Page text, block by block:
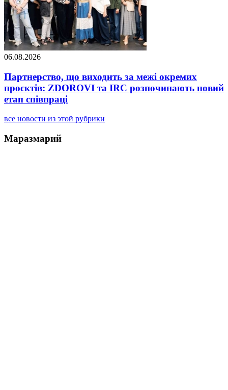
06.08.2026
Партнерство, що виходить за межі окремих
проєктів: ZDOROVI та IRC розпочинають новий
етап співпраці
все новости из этой рубрики
Маразмарий